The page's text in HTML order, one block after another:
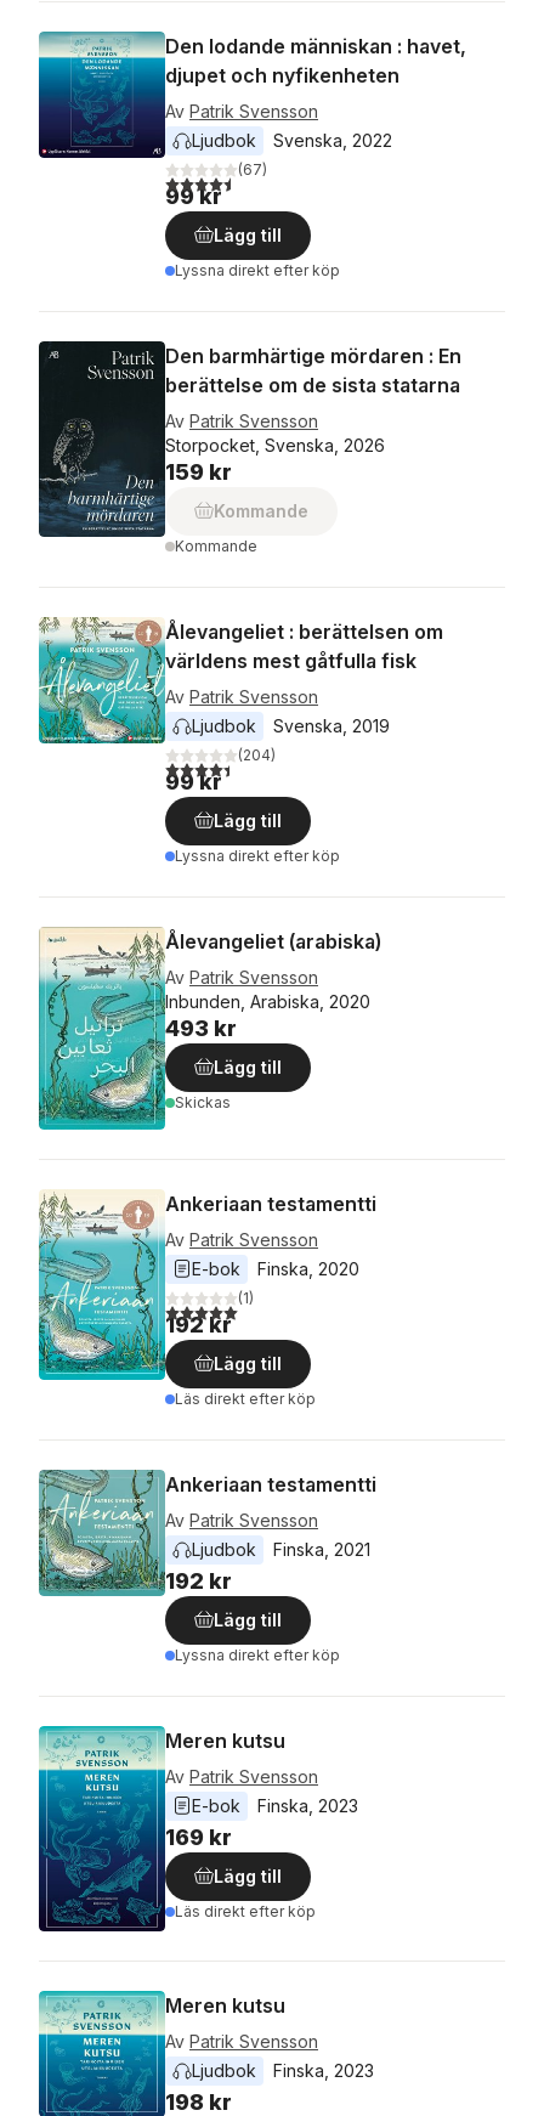
Den lodande människan : havet,
djupet och nyfikenheten
Av Patrik Svensson
Ljudbok
Svenska 2022
4,5utav 5 stjärnor. Totalt antal röster:
(67)
99 kr
Lägg till
Lyssna direkt efter köp
Den barmhärtige mördaren : En
berättelse om de sista statarna
Av Patrik Svensson
Storpocket, Svenska, 2026
159 kr
Kommande
Kommande
Ålevangeliet : berättelsen om
världens mest gåtfulla fisk
Av Patrik Svensson
Ljudbok
Svenska 2019
4,4utav 5 stjärnor. Totalt antal röster:
(204)
99 kr
Lägg till
Lyssna direkt efter köp
Ålevangeliet (arabiska)
Av Patrik Svensson
Inbunden, Arabiska, 2020
493 kr
Lägg till
Skickas
Ankeriaan testamentti
Av Patrik Svensson
E-bok
Finska 2020
5,0utav 5 stjärnor. Totalt antal röster:
(1)
192 kr
Lägg till
Läs direkt efter köp
Ankeriaan testamentti
Av Patrik Svensson
Ljudbok
Finska 2021
192 kr
Lägg till
Lyssna direkt efter köp
Meren kutsu
Av Patrik Svensson
E-bok
Finska 2023
169 kr
Lägg till
Läs direkt efter köp
Meren kutsu
Av Patrik Svensson
Ljudbok
Finska 2023
198 kr